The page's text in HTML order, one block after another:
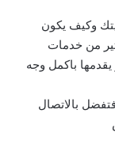
وكيف يكون
من خدمات
باكمل وجه
بالاتصال